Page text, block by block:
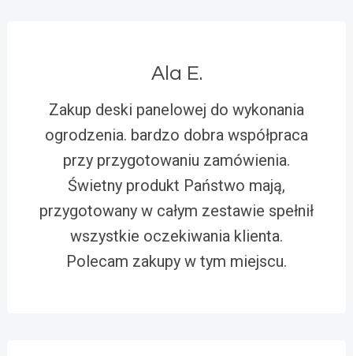
Ala E.
Zakup deski panelowej do wykonania
ogrodzenia. bardzo dobra współpraca
przy przygotowaniu zamówienia.
Świetny produkt Państwo mają,
przygotowany w całym zestawie spełnił
wszystkie oczekiwania klienta.
Polecam zakupy w tym miejscu.